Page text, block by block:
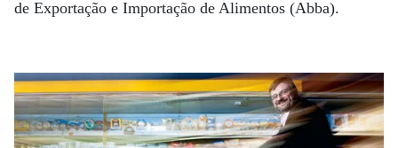
de Exportação e Importação de Alimentos (Abba).